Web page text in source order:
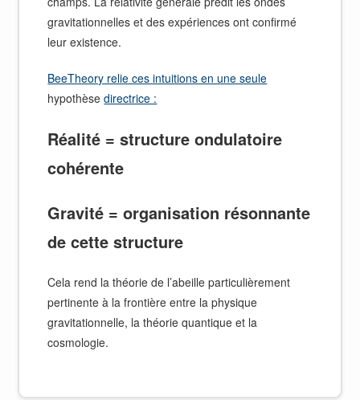
gravitationnelles et des expériences ont confirmé
leur existence.
BeeTheory relie ces intuitions en une seule
hypothèsedirectrice :
Réalité = structure ondulatoire
cohérente
Gravité = organisation résonnante
de cette structure
Cela rend la théorie de l’abeille particulièrement
pertinente à la frontière entre la physique
gravitationnelle, la théorie quantique et la
cosmologie.